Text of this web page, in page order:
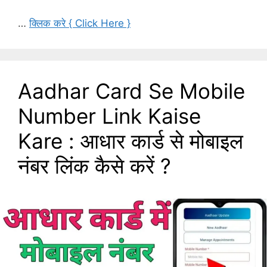
…क्लिक करे { Click Here }
Aadhar Card Se Mobile
Number Link Kaise
Kare : आधार कार्ड से मोबाइल
नंबर लिंक कैसे करें ?